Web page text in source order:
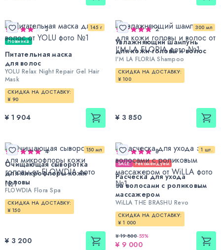
145 г
3
Новинка
Питательная маска
для волос
YOLU Relax Night Repair Gel Hair
Mask
СКИДКА НА ДОСТАВКУ:
¥ 90
¥ 1 904
300 мл
2
Увлажняющий шампунь
для кожи головы и волос
I'M LA FLORIA Shampoo
СКИДКА НА ДОСТАВКУ:
¥ 100
¥ 3 850
150 мл
4
Очищающая сыворотка
для микрофлоры кожи
головы
FLOWDIA Flora Spa
СКИДКА НА ДОСТАВКУ:
¥ 150
¥ 3 200
1 шт.
8
SALE Рекомендуем
Расческа для ухода
за волосами с роликовым
массажером
WiLLA THE BRASHU Revo
СКИДКА НА ДОСТАВКУ:
¥ 1 000
¥ 19 800-55%
¥ 9 000